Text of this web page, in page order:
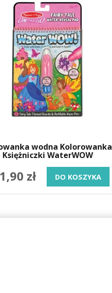
wodna Kolorowanka
Księżniczki WaterWOW
zł DO KOSZYKA